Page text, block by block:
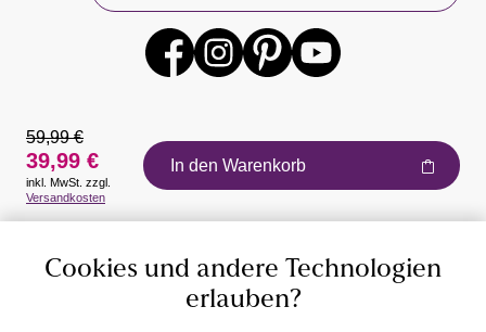
Auszeichnungen
59,99 €
39,99 €
inkl. MwSt. zzgl.
Versandkosten
In den Warenkorb
Cookies und andere Technologien
erlauben?